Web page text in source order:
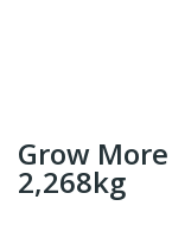
Grow
2,268kg